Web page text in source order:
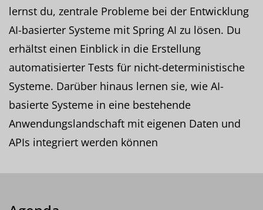
lernst du, zentrale Probleme bei der Entwicklung
AI-basierter Systeme mit Spring AI zu lösen. Du
erhältst einen Einblick in die Erstellung
automatisierter Tests für nicht-deterministische
Systeme. Darüber hinaus lernen sie, wie AI-
basierte Systeme in eine bestehende
Anwendungslandschaft mit eigenen Daten und
APIs integriert werden können